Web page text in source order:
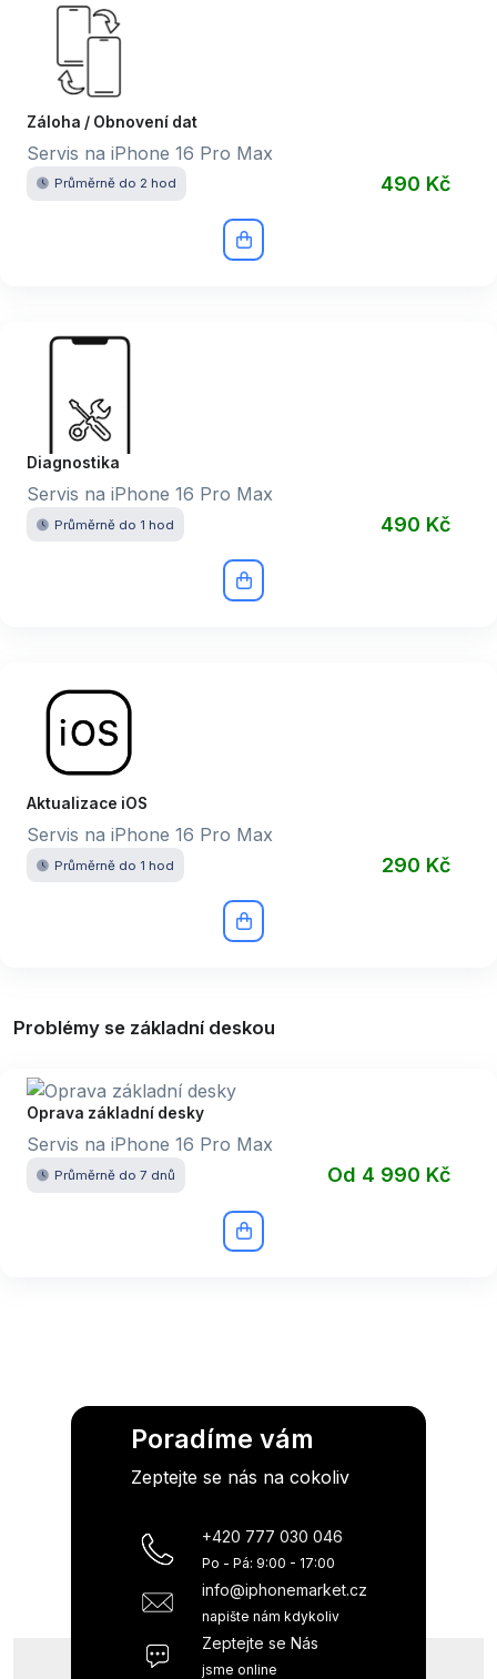
Záloha / Obnovení dat
Servis na iPhone 16 Pro Max
Průměrně do 2 hod 490 Kč
Diagnostika
Servis na iPhone 16 Pro Max
Průměrně do 1 hod 490 Kč
Aktualizace iOS
Servis na iPhone 16 Pro Max
Průměrně do 1 hod 290 Kč
Problémy se základní deskou
Oprava základní desky
Servis na iPhone 16 Pro Max
Průměrně do 7 dnů Od 4 990 Kč
Poradíme vám
Zeptejte se nás na cokoliv
+420 777 030 046
Po - Pá: 9:00 - 17:00
info@iphonemarket.cz
napište nám kdykoliv
Zeptejte se Nás
jsme online